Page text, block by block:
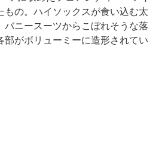
もの。ハイソックスが食い込む太
バニースーツからこぼれそうな落
部がボリューミーに造形されてい